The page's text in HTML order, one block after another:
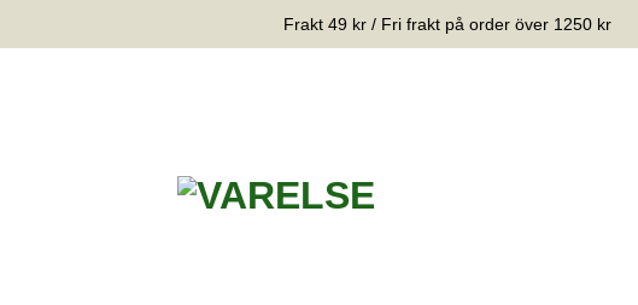
till
Frakt 49 kr / Fri frakt på order över 1250 kr